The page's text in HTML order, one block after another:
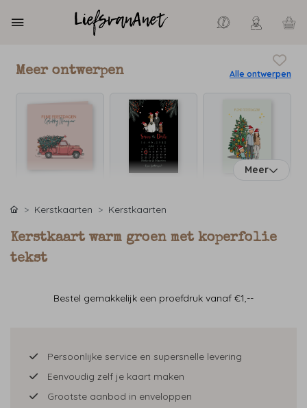
Meer ontwerpen Alle ontwerpen
Meer
Kerstkaarten Kerstkaarten
Kerstkaart warm groen met koperfolie
tekst
Bestel gemakkelijk een proefdruk vanaf €1,--
Persoonlijke service en supersnelle levering
Eenvoudig zelf je kaart maken
Grootste aanbod in enveloppen